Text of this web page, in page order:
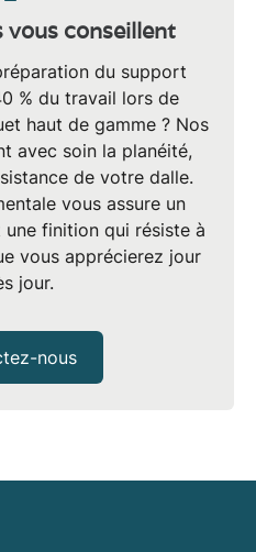
vous conseillent
du support
% du travail lors de
haut de gamme ? Nos
avec soin la planéité,
de votre dalle.
vous assure un
finition qui résiste à
vous apprécierez jour
jour.
nous